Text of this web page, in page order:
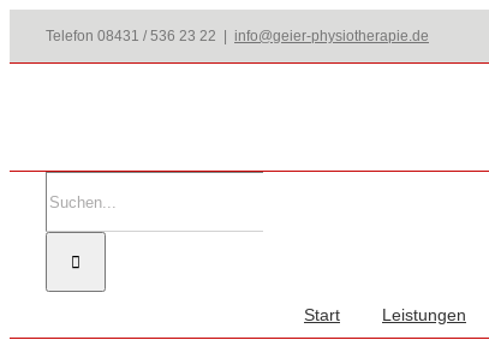
Telefon 08431 / 536 23 22 info@geier-physiotherapie.de
Start Leistungen